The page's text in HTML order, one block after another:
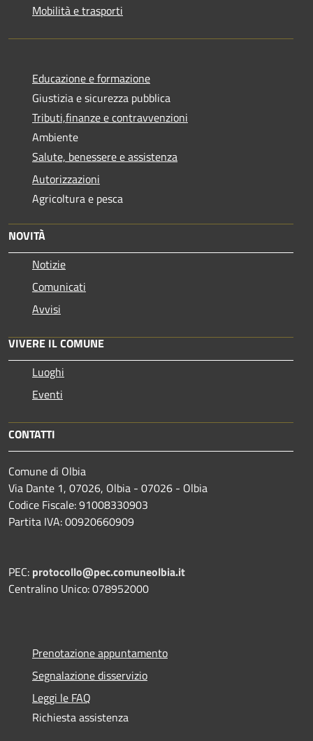
Mobilità e trasporti
Educazione e formazione
Giustizia e sicurezza pubblica
Tributi,finanze e contravvenzioni
Ambiente
Salute, benessere e assistenza
Autorizzazioni
Agricoltura e pesca
NOVITÀ
Notizie
Comunicati
Avvisi
VIVERE IL COMUNE
Luoghi
Eventi
CONTATTI
Comune di Olbia
Via Dante 1, 07026, Olbia - 07026 - Olbia
Codice Fiscale: 91008330903
Partita IVA: 00920660909
PEC: protocollo@pec.comuneolbia.it
Centralino Unico: 078952000
Prenotazione appuntamento
Segnalazione disservizio
Leggi le FAQ
Richiesta assistenza